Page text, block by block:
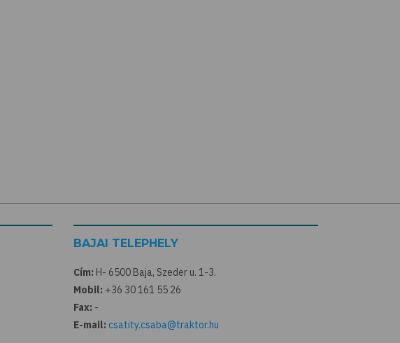
BAJAI TELEPHELY
Cím: H- 6500 Baja, Szeder u. 1-3.
Mobil: +36 30 161 55 26
Fax: -
E-mail: csatity.csaba@traktor.hu